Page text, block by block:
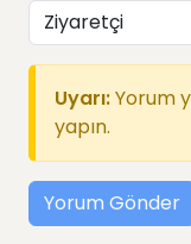
Uyarı:Yorum
yapın.
Yorum Gönder